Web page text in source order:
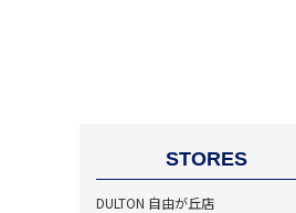
STORES
DULTON 自由が丘店